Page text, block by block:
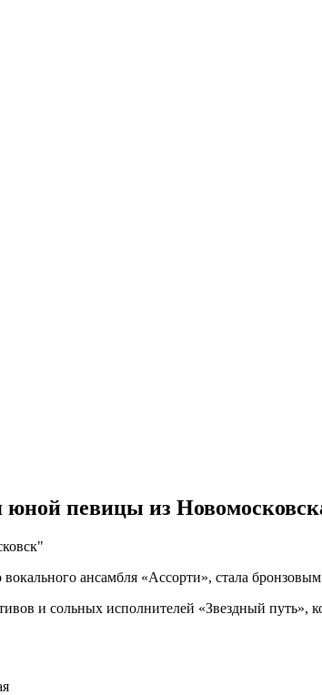
юной певицы из
ансамбля «Ассорти», стала
и сольных исполнителей «Звездный